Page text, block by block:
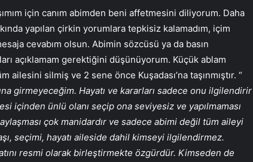
için canım abimden beni affetmesini diliyorum. Daha
yapılan çirkin yorumlara tepkisiz kalamadım, içim
cevabım olsun. Abimin sözcüsü ya da basın
açıklamam gerektiğini düşünüyorum. Küçük ablam
silmiş ve 2 sene önce Kuşadası’na taşınmıştır. “
girmeyeceğim. Hayatı ve kararları sadece onu ilgilendirir
içinden ünlü olanı seçip ona seviyesiz ve yapılmaması
çok manidardır ve sadece abimi değil tüm aileyi
seçimi, hayatı aileside dahil kimseyi ilgilendirmez.
resmi olarak birleştirmekte özgürdür. Kimseden de